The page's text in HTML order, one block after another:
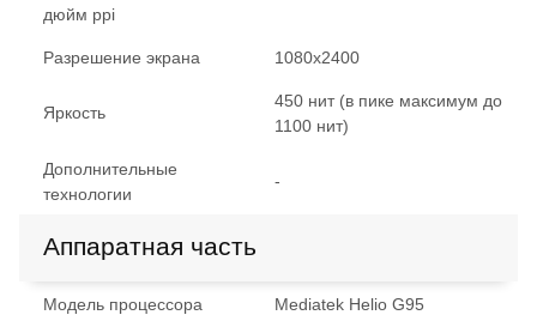
дюйм ppi
Разрешение экрана 1080x2400
Яркость
450 нит (в пике максимум до
1100 нит)
Дополнительные
технологии
-
Аппаратная часть
Модель процессора Mediatek Helio G95